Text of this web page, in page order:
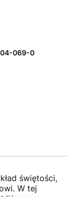
069-0
świętości,
W tej